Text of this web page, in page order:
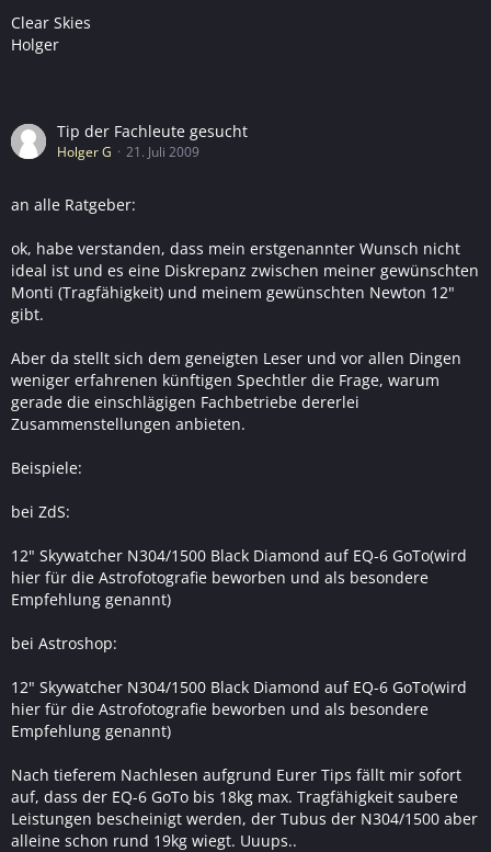
Clear Skies
Holger
Tip der Fachleute gesucht
Holger G 21. Juli 2009
an alle Ratgeber:
ok, habe verstanden, dass mein erstgenannter Wunsch nicht
ideal ist und es eine Diskrepanz zwischen meiner gewünschten
Monti (Tragfähigkeit) und meinem gewünschten Newton 12"
gibt.
Aber da stellt sich dem geneigten Leser und vor allen Dingen
weniger erfahrenen künftigen Spechtler die Frage, warum
gerade die einschlägigen Fachbetriebe dererlei
Zusammenstellungen anbieten.
Beispiele:
bei ZdS:
12" Skywatcher N304/1500 Black Diamond auf EQ-6 GoTo(wird
hier für die Astrofotografie beworben und als besondere
Empfehlung genannt)
bei Astroshop:
12" Skywatcher N304/1500 Black Diamond auf EQ-6 GoTo(wird
hier für die Astrofotografie beworben und als besondere
Empfehlung genannt)
Nach tieferem Nachlesen aufgrund Eurer Tips fällt mir sofort
auf, dass der EQ-6 GoTo bis 18kg max. Tragfähigkeit saubere
Leistungen bescheinigt werden, der Tubus der N304/1500 aber
alleine schon rund 19kg wiegt. Uuups..